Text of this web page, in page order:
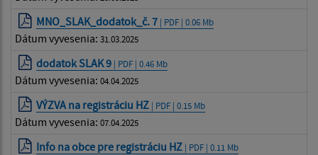
MNO_SLAK_dodatok_č. 7 | PDF | 0.06 Mb
Dátum vyvesenia: 31.03.2025
dodatok SLAK 9 | PDF | 0.46 Mb
Dátum vyvesenia: 04.04.2025
VÝZVA na registráciu HZ | PDF | 0.15 Mb
Dátum vyvesenia: 07.04.2025
Info na obce pre registráciu HZ | PDF | 0.11 Mb